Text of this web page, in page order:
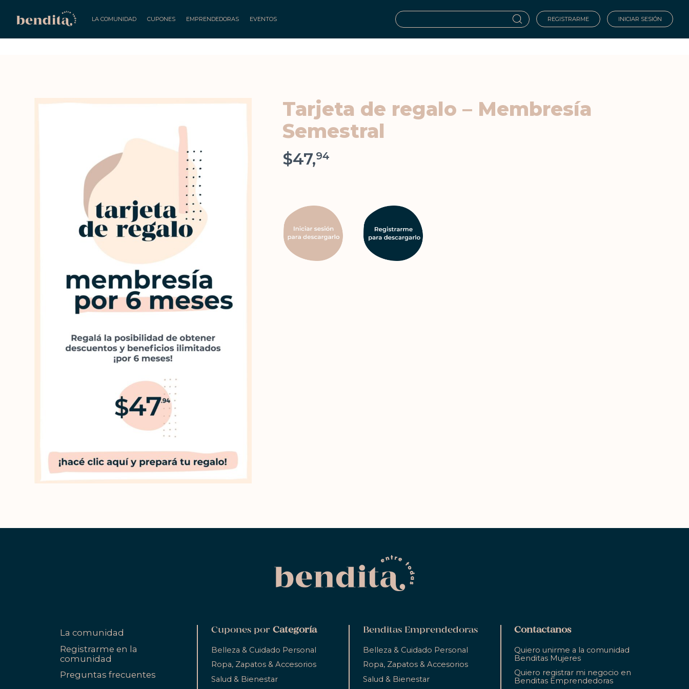
LA COMUNIDAD CUPONES EMPRENDEDORAS EVENTOS REGISTRARME INICIAR SESIÓN
Tarjeta de regalo – Membresía
Semestral
$47,94
La comunidad
Registrarme en la
comunidad
Preguntas frecuentes
Cupones porCategoría
Belleza & Cuidado Personal
Ropa, Zapatos & Accesorios
Salud & Bienestar
Benditas Emprendedoras
Belleza & Cuidado Personal
Ropa, Zapatos & Accesorios
Salud & Bienestar
Contactanos
Quiero unirme a la comunidad
Benditas Mujeres
Quiero registrar mi negocio en
Benditas Emprendedoras